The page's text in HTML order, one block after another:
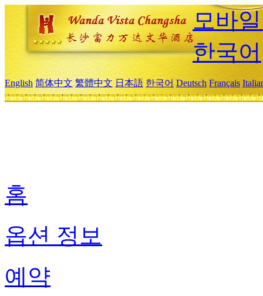
모바
한국어
English 简体中文 繁體中文 日本語 한국어 Deutsch Français
홈
옵션 정보
예약